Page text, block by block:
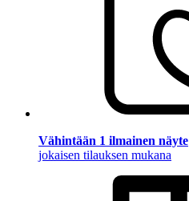
Vähintään 1 ilmainen näyte
jokaisen tilauksen mukana